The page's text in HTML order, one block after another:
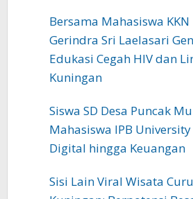
Bersama Mahasiswa
Gerindra Sri Laelasari
Edukasi Cegah HIV dan
Kuningan
Siswa SD Desa Puncak
Mahasiswa IPB
Digital hingga Keuangan
Sisi Lain Viral Wisata